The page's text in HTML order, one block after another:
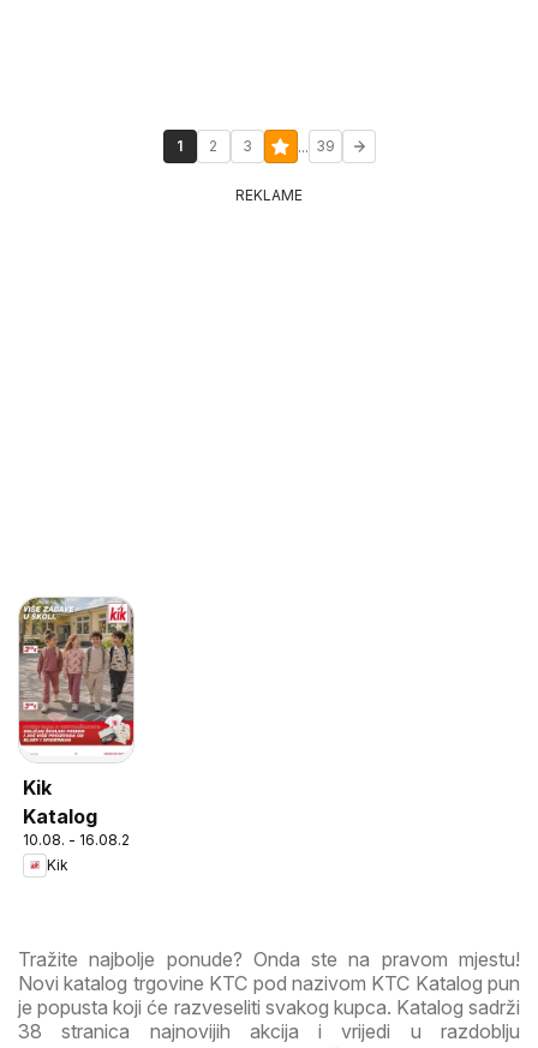
1 2 3 ... 39
REKLAME
Kik
Katalog
10.08. - 16.08.2026
Kik
Tražite najbolje ponude? Onda ste na pravom mjestu!
Novi katalog trgovine KTC pod nazivom KTC Katalog pun
je popusta koji će razveseliti svakog kupca. Katalog sadrži
38 stranica najnovijih akcija i vrijedi u razdoblju